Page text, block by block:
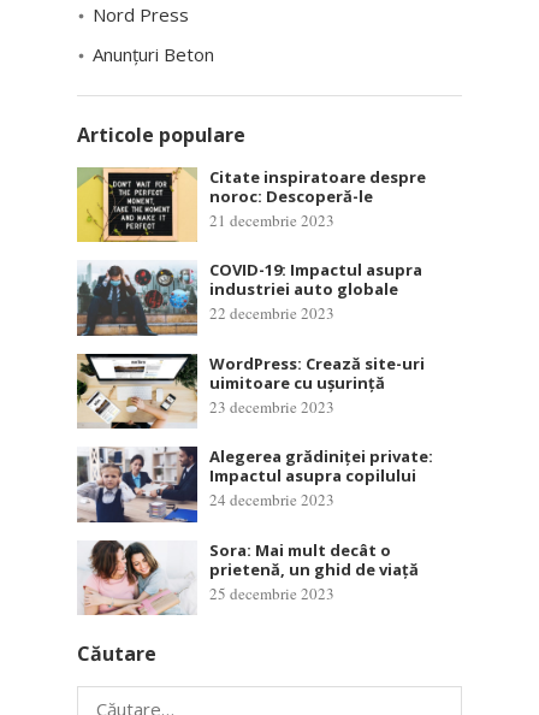
Nord Press
Anunțuri Beton
Articole populare
Citate inspiratoare despre
noroc: Descoperă-le
21 decembrie 2023
COVID-19: Impactul asupra
industriei auto globale
22 decembrie 2023
WordPress: Crează site-uri
uimitoare cu ușurință
23 decembrie 2023
Alegerea grădiniței private:
Impactul asupra copilului
24 decembrie 2023
Sora: Mai mult decât o
prietenă, un ghid de viață
25 decembrie 2023
Căutare
Caută